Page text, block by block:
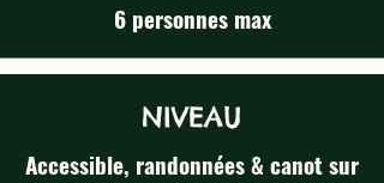
6 personnes max
NIVEAU
Accessible, randonnées & canot sur